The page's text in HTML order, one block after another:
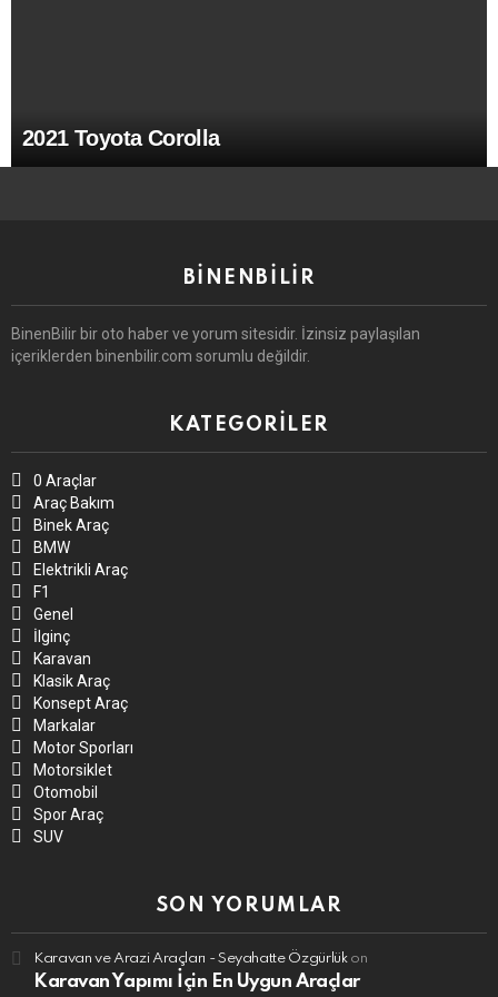
2021 Toyota Corolla
BINENBILIR
BinenBilir bir oto haber ve yorum sitesidir. İzinsiz paylaşılan
içeriklerden binenbilir.com sorumlu değildir.
KATEGORILER
0 Araçlar
Araç Bakım
Binek Araç
BMW
Elektrikli Araç
F1
Genel
İlginç
Karavan
Klasik Araç
Konsept Araç
Markalar
Motor Sporları
Motorsiklet
Otomobil
Spor Araç
SUV
SON YORUMLAR
Karavan ve Arazi Araçları - Seyahatte Özgürlükon
Karavan Yapımı İçin En Uygun Araçlar